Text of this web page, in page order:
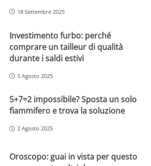
18 Settembre 2025
Investimento furbo: perché
comprare un tailleur di qualità
durante i saldi estivi
5 Agosto 2025
5+7=2 impossibile? Sposta un solo
fiammifero e trova la soluzione
2 Agosto 2025
Oroscopo: guai in vista per questo